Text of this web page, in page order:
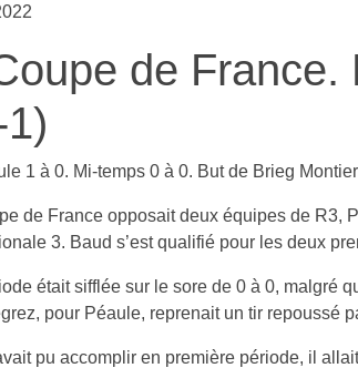
de
1 à 0. Mi-temps 0 à 0. But de Brieg
de France opposait deux équipes de
3. Baud s’est qualifié pour les deux
était sifflée sur le sore de 0 à 0, malgré
pour Péaule, reprenait un tir repoussé
pu accomplir en première période, il